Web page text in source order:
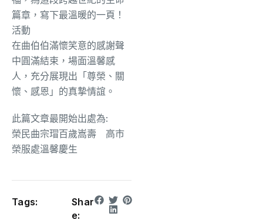
篇章，寫下最溫暖的一頁！
活動
在曲伯伯滿懷笑意的感謝聲
中圓滿結束，場面溫馨感
人，充分展現出「尊榮、關
懷、感恩」的真摯情誼。
此篇文章最開始出處為:
榮民曲宗瑁百歲嵩壽 高市
榮服處溫馨慶生
Tags:
Shar
e: